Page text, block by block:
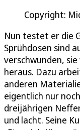
Copyright:
Nun testet er die
Sprühdosen sind
verschwunden,
heraus. Dazu
anderen
eigentlich nur
dreijährigen
und lacht. Seine